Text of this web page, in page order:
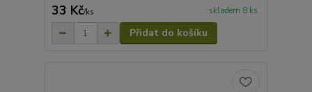
33 Kč/ks skladem 8 ks
Přidat do košíku